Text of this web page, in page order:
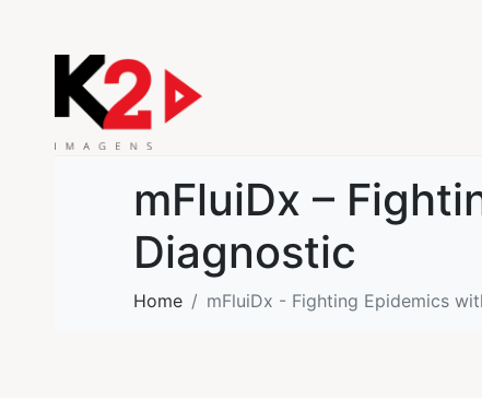
mFluiDx –
Diagnostic
Home mFluiDx - Fighting Epidemics